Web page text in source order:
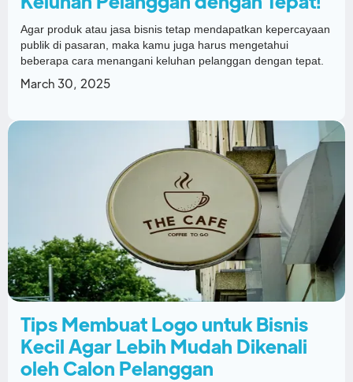
Agar produk atau jasa bisnis tetap mendapatkan kepercayaan
publik di pasaran, maka kamu juga harus mengetahui
beberapa cara menangani keluhan pelanggan dengan tepat.
March 30, 2025
Tips Membuat Logo untuk Bisnis
Kecil Agar Lebih Mudah Dikenali
oleh Calon Pelanggan